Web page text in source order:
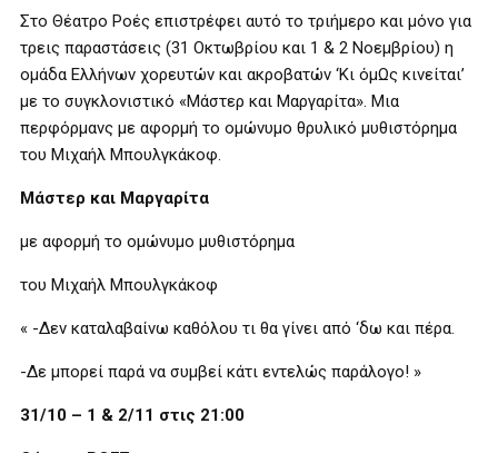
Στο Θέατρο Ροές επιστρέφει αυτό το τριήμερο και μόνο για
τρεις παραστάσεις (31 Οκτωβρίου και 1 & 2 Νοεμβρίου) η
ομάδα Ελλήνων χορευτών και ακροβατών ‘Κι όμΩς κινείται’
με το συγκλονιστικό «Μάστερ και Μαργαρίτα». Μια
περφόρμανς με αφορμή το ομώνυμο θρυλικό μυθιστόρημα
του Μιχαήλ Μπουλγκάκοφ.
Μάστερ και Μαργαρίτα
με αφορμή το ομώνυμο μυθιστόρημα
του Μιχαήλ Μπουλγκάκοφ
« -Δεν καταλαβαίνω καθόλου τι θα γίνει από ‘δω και πέρα.
-Δε μπορεί παρά να συμβεί κάτι εντελώς παράλογο! »
31/10 – 1 & 2/11 στις 21:00